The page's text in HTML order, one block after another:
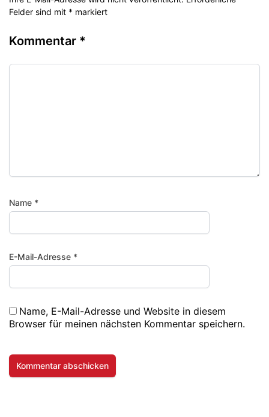
Felder sind mit * markiert
Kommentar *
Name *
E-Mail-Adresse *
Name, E-Mail-Adresse und Website in diesem
Browser für meinen nächsten Kommentar speichern.